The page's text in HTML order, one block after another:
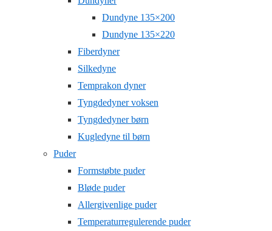
Dundyne 135×200
Dundyne 135×220
Fiberdyner
Silkedyne
Temprakon dyner
Tyngdedyner voksen
Tyngdedyner børn
Kugledyne til børn
Puder
Formstøbte puder
Bløde puder
Allergivenlige puder
Temperaturregulerende puder